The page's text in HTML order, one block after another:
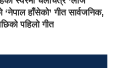
‘नेपाल हाँसेको’ गीत सार्वजनिक,
पहिलो गीत